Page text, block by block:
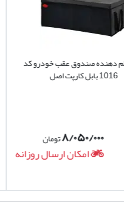
صندوق عقب خودرو کد
۸/۰۵۰/۰۰۰تومان
امکان ارسال روزانه